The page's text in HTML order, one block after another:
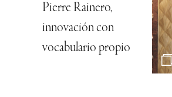
Pierre Rainero,
innovación con
vocabulario propio